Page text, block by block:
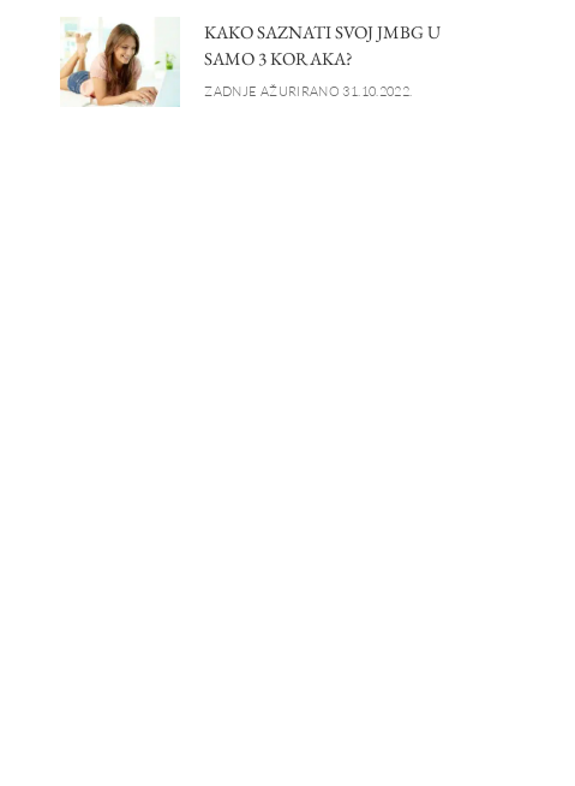
KAKO SAZNATI SVOJ JMBG U
SAMO 3 KORAKA?
ZADNJE AŽURIRANO 31.10.2022.